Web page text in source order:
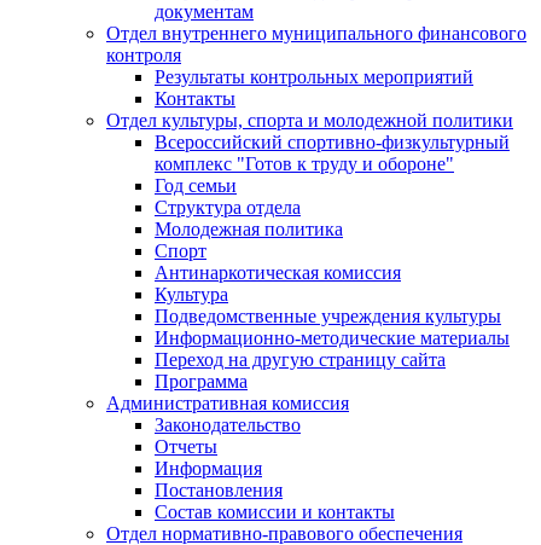
документам
Отдел внутреннего муниципального финансового
контроля
Результаты контрольных мероприятий
Контакты
Отдел культуры, спорта и молодежной политики
Всероссийский спортивно-физкультурный
комплекс "Готов к труду и обороне"
Год семьи
Структура отдела
Молодежная политика
Спорт
Антинаркотическая комиссия
Культура
Подведомственные учреждения культуры
Информационно-методические материалы
Переход на другую страницу сайта
Программа
Административная комиссия
Законодательство
Отчеты
Информация
Постановления
Состав комиссии и контакты
Отдел нормативно-правового обеспечения